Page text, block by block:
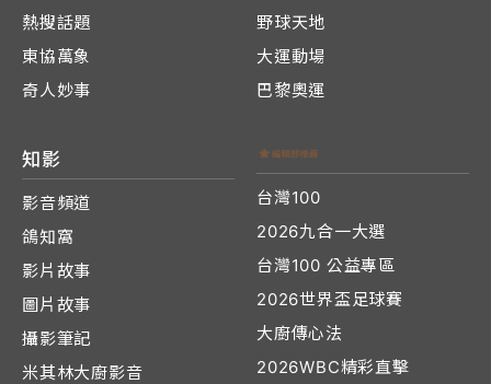
熱搜話題
東協萬象
奇人妙事
野球天地
大運動場
巴黎奧運
知影
影音頻道
鴿知窩
影片故事
圖片故事
攝影筆記
米其林大廚影音
台灣100
2026九合一大選
台灣100 公益專區
2026世界盃足球賽
大廚傳心法
2026WBC精彩直擊